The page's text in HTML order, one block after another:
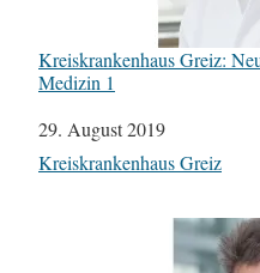
Kreiskrankenhaus Greiz:
Medizin 1
Datum
29. August 2019
In Bezug auf
Kreiskrankenhaus Greiz